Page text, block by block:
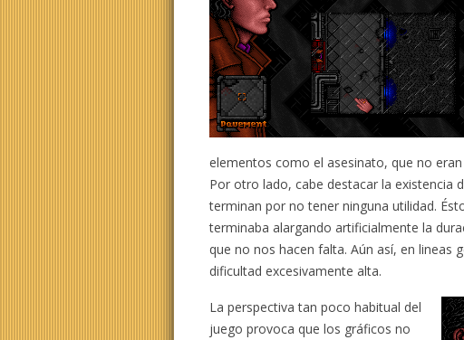
elementos como el asesinato, que no
Por otro lado, cabe destacar la existencia
terminan por no tener ninguna utilidad.
terminaba alargando artificialmente la
que no nos hacen falta. Aún así, en lineas
dificultad excesivamente alta.
La perspectiva tan poco habitual del
juego provoca que los gráficos no